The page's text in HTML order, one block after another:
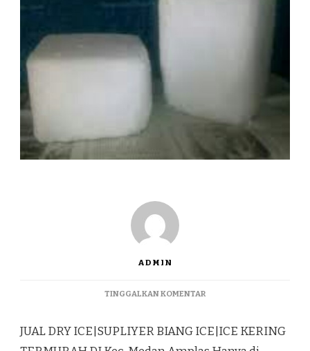
ADMIN
TINGGALKAN KOMENTARPADA
ICE|SUPLIYER
BIANG
JUAL DRY ICE|SUPLIYER BIANG ICE|ICE KERING